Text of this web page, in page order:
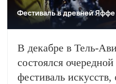
Фестиваль в древней Яффе
В декабре в Тель-
состоялся
фестиваль